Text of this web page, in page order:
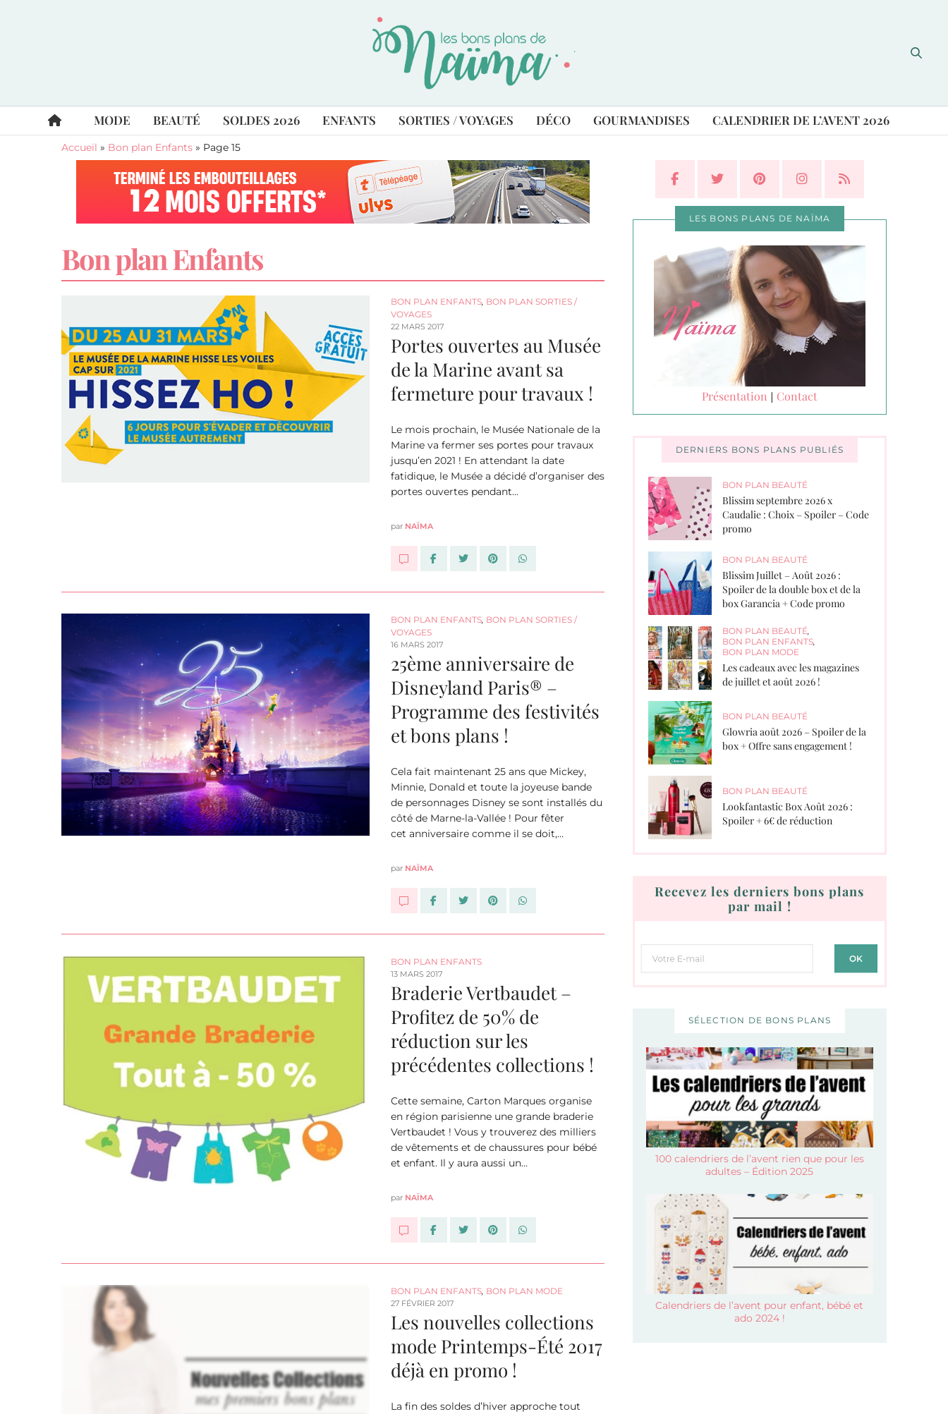
MODE BEAUTÉ SOLDES 2026 ENFANTS SORTIES / VOYAGES DÉCO GOURMANDISES CALENDRIER DE L’AVENT 2026
Accueil » Bon plan Enfants » Page 15
Bon plan Enfants
BON PLAN ENFANTS, BON PLAN SORTIES /
VOYAGES
22 MARS 2017
Portes ouvertes au Musée
de la Marine avant sa
fermeture pour travaux !
Le mois prochain, le Musée Nationale de la
Marine va fermer ses portes pour travaux
jusqu’en 2021 ! En attendant la date
fatidique, le Musée a décidé d’organiser des
portes ouvertes pendant…
par NAÏMA
BON PLAN ENFANTS, BON PLAN SORTIES /
VOYAGES
16 MARS 2017
25ème anniversaire de
Disneyland Paris® –
Programme des festivités
et bons plans !
Cela fait maintenant 25 ans que Mickey,
Minnie, Donald et toute la joyeuse bande
de personnages Disney se sont installés du
côté de Marne-la-Vallée ! Pour fêter
cet anniversaire comme il se doit,…
par NAÏMA
BON PLAN ENFANTS
13 MARS 2017
Braderie Vertbaudet –
Profitez de 50% de
réduction sur les
précédentes collections !
Cette semaine, Carton Marques organise
en région parisienne une grande braderie
Vertbaudet ! Vous y trouverez des milliers
de vêtements et de chaussures pour bébé
et enfant. Il y aura aussi un…
par NAÏMA
BON PLAN ENFANTS, BON PLAN MODE
27 FÉVRIER 2017
Les nouvelles collections
mode Printemps-Été 2017
déjà en promo !
La fin des soldes d’hiver approche tout
LES BONS PLANS DE NAÏMA
Présentation | Contact
DERNIERS BONS PLANS PUBLIÉS
BON PLAN BEAUTÉ
Blissim septembre 2026 x
Caudalie : Choix – Spoiler – Code
promo
BON PLAN BEAUTÉ
Blissim Juillet – Août 2026 :
Spoiler de la double box et de la
box Garancia + Code promo
BON PLAN BEAUTÉ,
BON PLAN ENFANTS,
BON PLAN MODE
Les cadeaux avec les magazines
de juillet et août 2026 !
BON PLAN BEAUTÉ
Glowria août 2026 – Spoiler de la
box + Offre sans engagement !
BON PLAN BEAUTÉ
Lookfantastic Box Août 2026 :
Spoiler + 6€ de réduction
Recevez les derniers bons plans
par mail !
SÉLECTION DE BONS PLANS
100 calendriers de l’avent rien que pour les
adultes – Édition 2025
Calendriers de l’avent pour enfant, bébé et
ado 2024 !